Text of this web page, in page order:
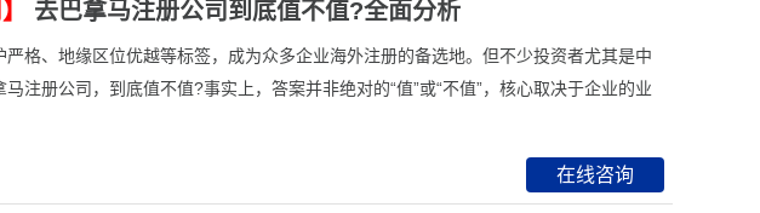
去巴拿马注册公司到底值不值?全面分析
格、地缘区位优越等标签，成为众多企业海外注册的备选地。但不少投资者尤其是中
注册公司，到底值不值?事实上，答案并非绝对的“值”或“不值”，核心取决于企业的业
在线咨询